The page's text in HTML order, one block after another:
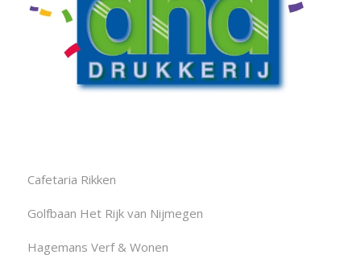
Cafetaria Rikken
Golfbaan Het Rijk van Nijmegen
Hagemans Verf & Wonen